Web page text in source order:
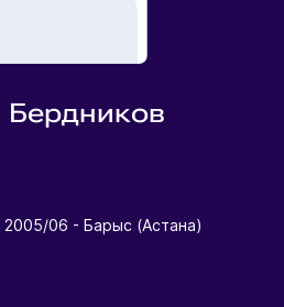
Бердников
2005/06 - Барыс (Астана)